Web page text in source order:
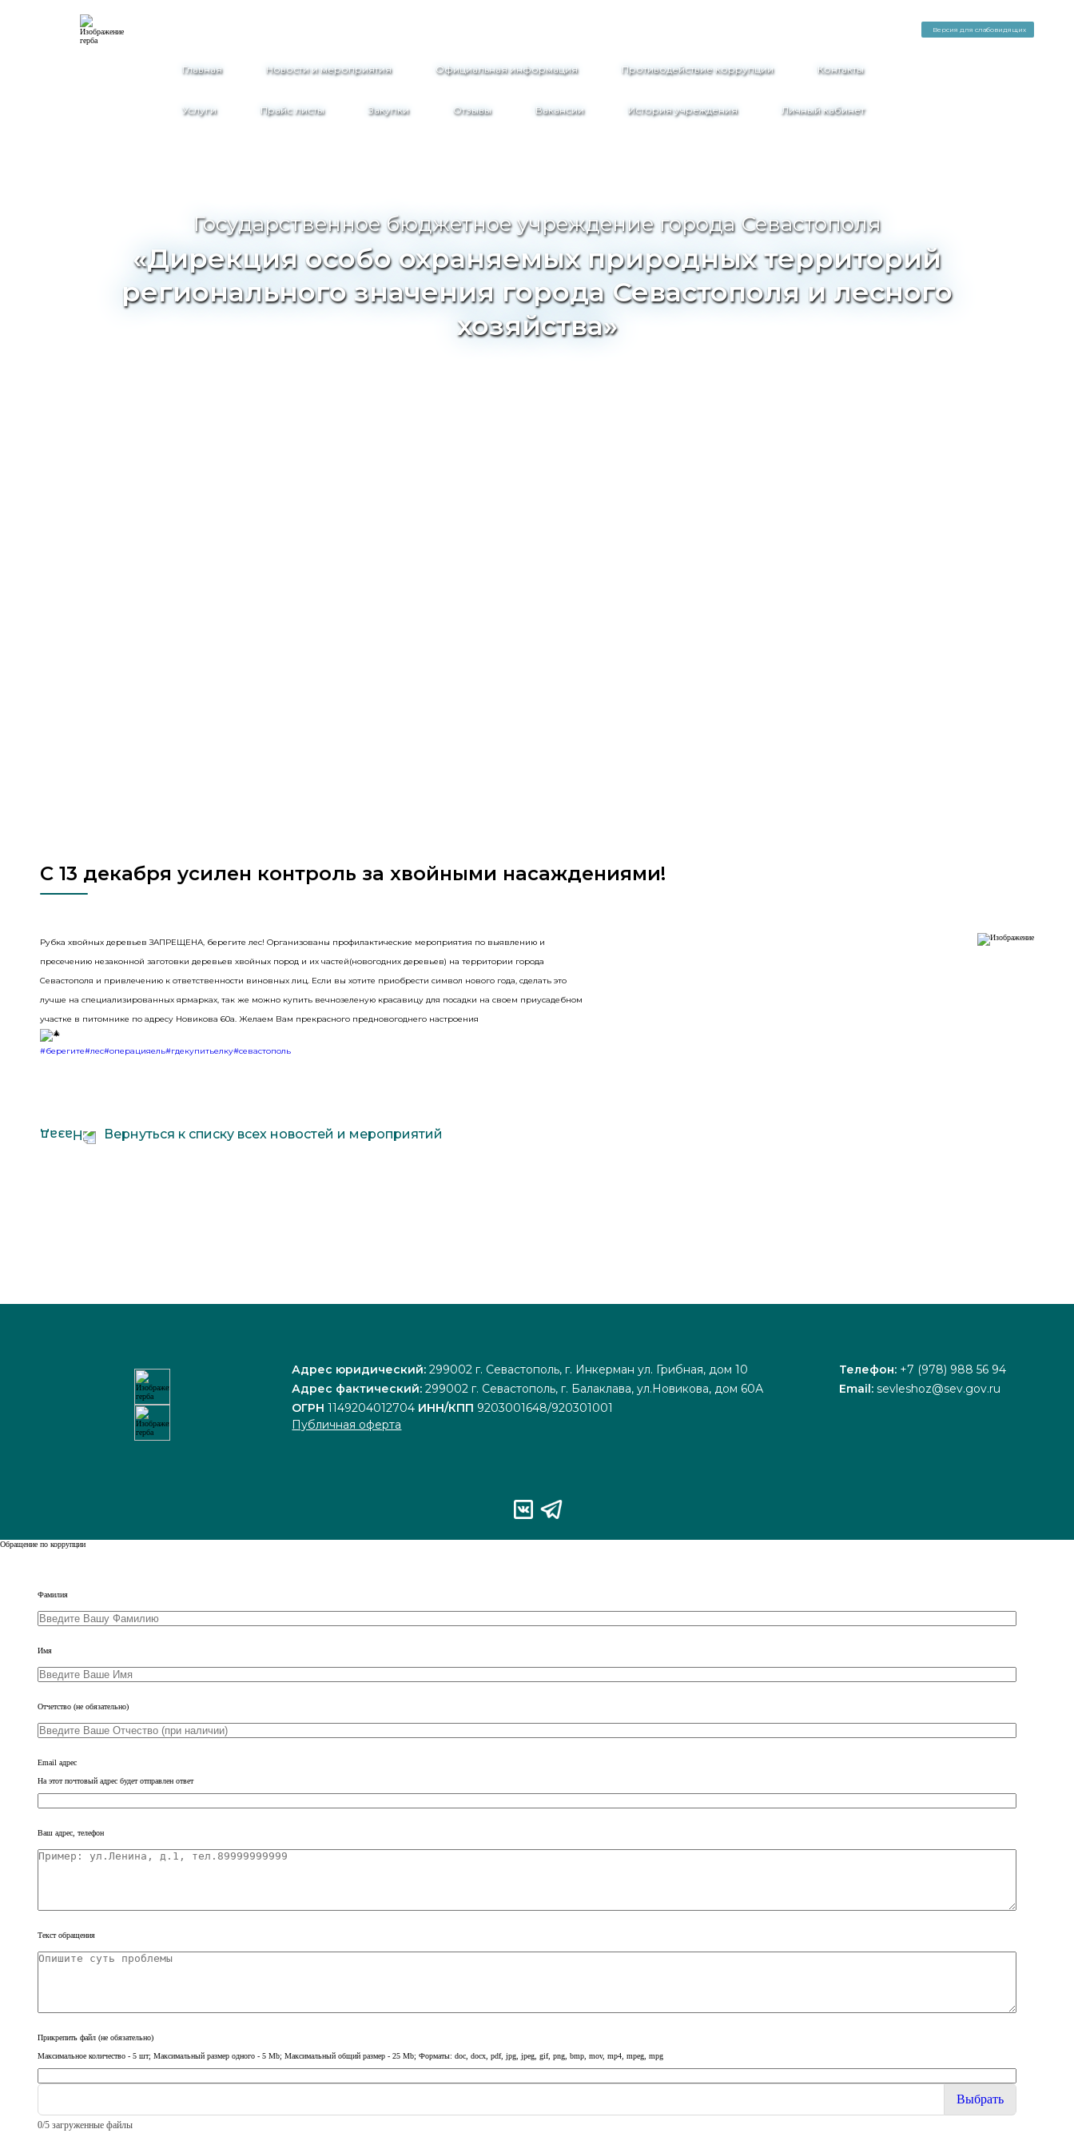
Версия для слабовидящих
Главная Новости и мероприятия Официальная информация Противодействие коррупции Контакты
Услуги Прайс листы Закупки Отзывы Вакансии История учреждения Личный кабинет
Государственное бюджетное учреждение города Севастополя
«Дирекция особо охраняемых природных территорий
регионального значения города Севастополя и лесного
хозяйства»
С 13 декабря усилен контроль за хвойными насаждениями!
Рубка хвойных деревьев ЗАПРЕЩЕНА, берегите лес! Организованы профилактические мероприятия по выявлению и
пресечению незаконной заготовки деревьев хвойных пород и их частей(новогодних деревьев) на территории города
Севастополя и привлечению к ответственности виновных лиц. Если вы хотите приобрести символ нового года, сделать это
лучше на специализированных ярмарках, так же можно купить вечнозеленую красавицу для посадки на своем приусадебном
участке в питомнике по адресу Новикова 60а. Желаем Вам прекрасного предновогоднего настроения
#берегите#лес#операцияель#гдекупитьелку#севастополь
Вернуться к списку всех новостей и мероприятий
Адрес юридический: 299002 г. Севастополь, г. Инкерман ул. Грибная, дом 10
Адрес фактический: 299002 г. Севастополь, г. Балаклава, ул.Новикова, дом 60А
ОГРН 1149204012704 ИНН/КПП 9203001648/920301001
Публичная оферта
Телефон: +7 (978) 988 56 94
Email:sevleshoz@sev.gov.ru
Обращение по коррупции
this
blank
Фамилия
Имя
Отчетство (не обязательно)
Email адрес
На этот почтовый адрес будет отправлен ответ
Ваш адрес, телефон
Текст обращения
Прикрепить файл (не обязательно)
Максимальное количество - 5 шт; Максимальный размер одного - 5 Mb; Максимальный общий размер - 25 Mb; Форматы: doc, docx, pdf, jpg, jpeg, gif, png, bmp, mov, mp4, mpeg, mpg
Выбрать
0/5 загруженные файлы